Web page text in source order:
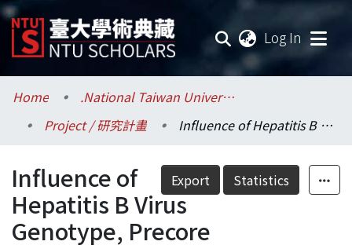
Log In
Communities & Collections
Research Outputs
Fundings & Projects
Researchers
Home
.National Taiwan University / 國立臺灣大學
Project / 研究計畫
Influence of Hepatitis B Virus Genotype, Precore Mutation and Basal Core Promoter Mutation on Intrahepatic Expression of Hepatitis B Core and Surface Antigens
Export Statistics
Influence of
Hepatitis B Virus
Genotype, Precore